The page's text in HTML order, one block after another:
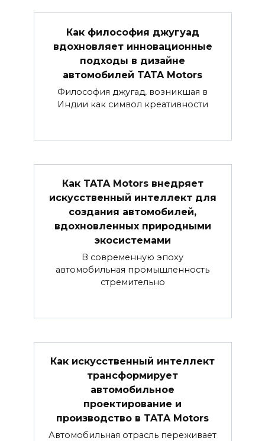
Как философия джугуад
вдохновляет инновационные
подходы в дизайне
автомобилей TATA Motors
Философия джугад, возникшая в
Индии как символ креативности
Как TATA Motors внедряет
искусственный интеллект для
создания автомобилей,
вдохновленных природными
экосистемами
В современную эпоху
автомобильная промышленность
стремительно
Как искусственный интеллект
трансформирует
автомобильное
проектирование и
производство в TATA Motors
Автомобильная отрасль переживает